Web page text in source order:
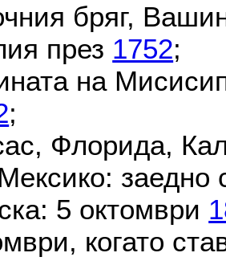
бряг,
през 1752;
на
;
Флорида,
заедно
5 октомври
когато